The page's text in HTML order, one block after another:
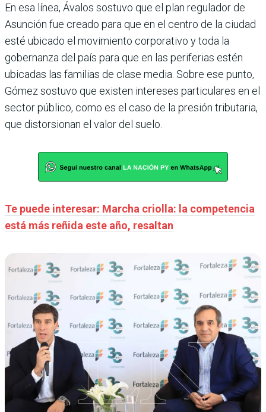
En esa línea, Ávalos sostuvo que el plan regulador de
Asunción fue creado para que en el centro de la ciudad
esté ubicado el movimiento corporativo y toda la
gobernanza del país para que en las periferias estén
ubicadas las familias de clase media. Sobre ese punto,
Gómez sostuvo que existen intereses particulares en el
sector público, como es el caso de la presión tributaria,
que distorsionan el valor del suelo.
Te puede interesar: Marcha criolla: la competencia
está más reñida este año, resaltan